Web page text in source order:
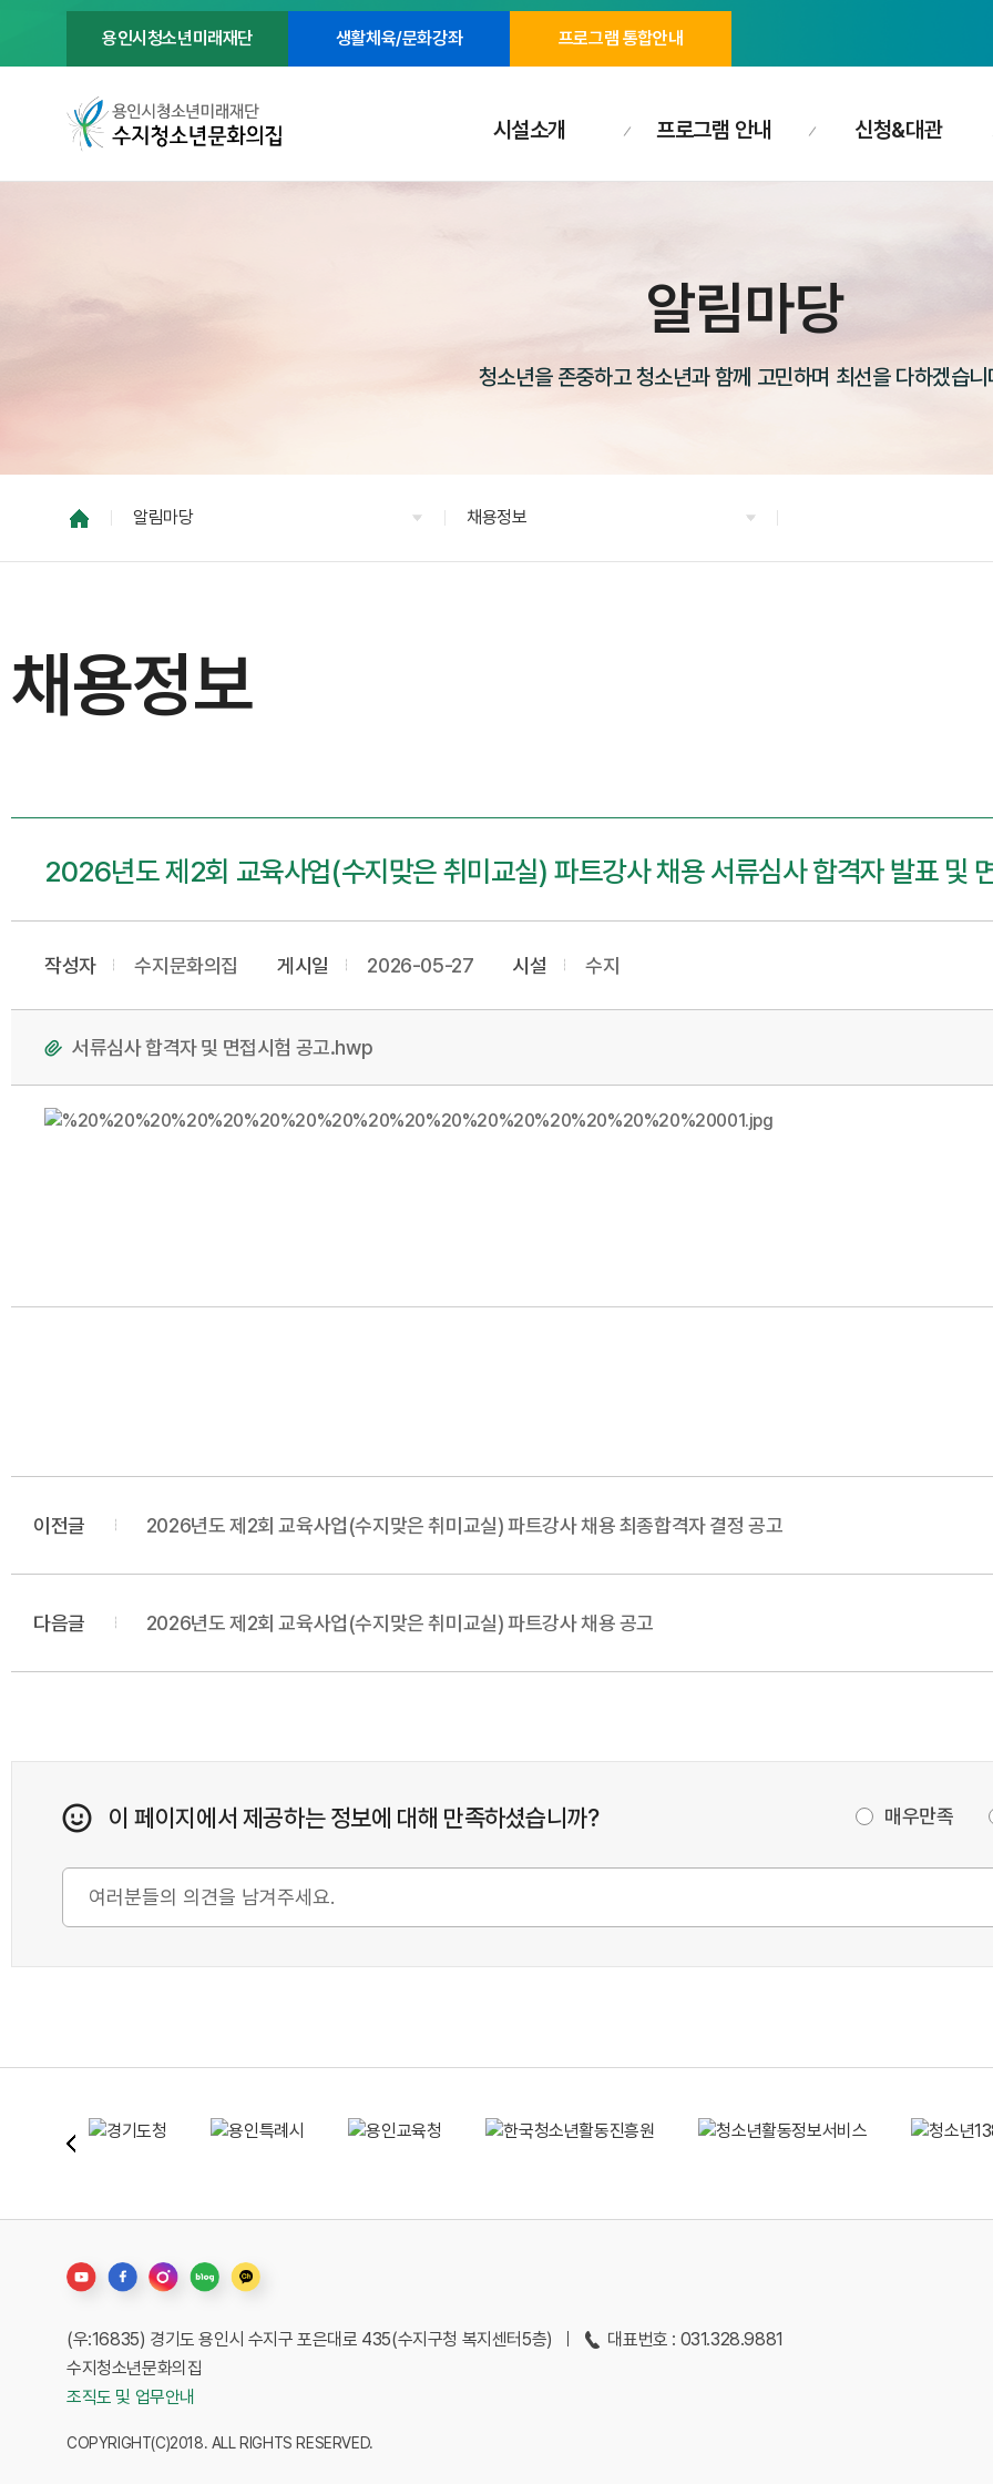
용인시청소년미래재단 생활체육/문화강좌 프로그램 통합안내
시설소개 프로그램 안내 신청&대관
알림마당
청소년을 존중하고 청소년과 함께 고민하며 최선을 다하겠습니
알림마당 채용정보
채용정보
2026년도 제2회 교육사업(수지맞은 취미교실) 파트강사 채용 서류심사 합격자 발표 및
작성자 수지문화의집 게시일 2026-05-27 시설 수지
서류심사 합격자 및 면접시험 공고.hwp
이전글 2026년도 제2회 교육사업(수지맞은 취미교실) 파트강사 채용 최종합격자 결정 공고
다음글 2026년도 제2회 교육사업(수지맞은 취미교실) 파트강사 채용 공고
이 페이지에서 제공하는 정보에 대해 만족하셨습니까? 매우만족
(우:16835) 경기도 용인시 수지구 포은대로 435(수지구청 복지센터5층)
대표번호 : 031.328.9881
수지청소년문화의집
조직도 및 업무안내
COPYRIGHT(C)2018. ALL RIGHTS RESERVED.